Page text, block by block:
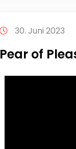
30. Juni 2023
Pear of